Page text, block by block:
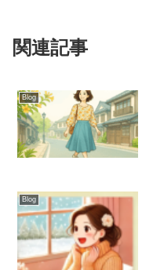
関連記事
Blog
Blog